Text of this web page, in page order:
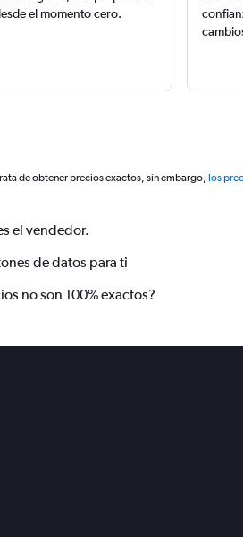
el momento cero.
de obtener precios exactos, sin embargo, los
el vendedor.
de datos para ti
no son 100% exactos?